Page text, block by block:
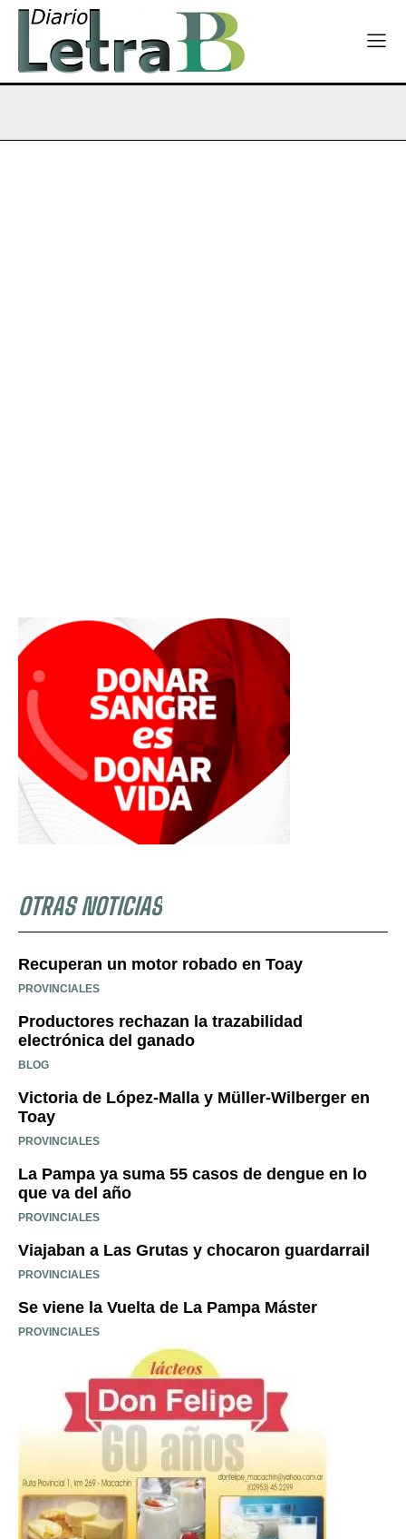
OTRAS NOTICIAS
Recuperan un motor robado en Toay
PROVINCIALES
Productores rechazan la trazabilidad
electrónica del ganado
BLOG
Victoria de López-Malla y Müller-Wilberger en
Toay
PROVINCIALES
La Pampa ya suma 55 casos de dengue en lo
que va del año
PROVINCIALES
Viajaban a Las Grutas y chocaron guardarrail
PROVINCIALES
Se viene la Vuelta de La Pampa Máster
PROVINCIALES